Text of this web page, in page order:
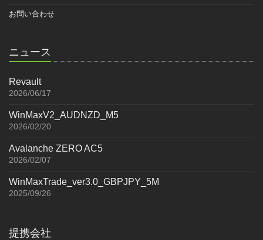
お問い合わせ
ニュース
Revault
2026/06/17
WinMaxV2_AUDNZD_M5
2026/02/20
Avalanche ZERO AC5
2026/02/07
WinMaxTrade_ver3.0_GBPJPY_5M
2025/09/26
提携会社